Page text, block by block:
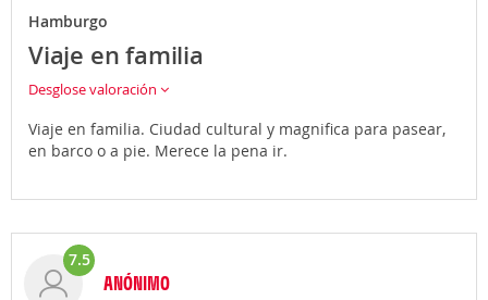
Hamburgo
Viaje en familia
Desglose valoración
Viaje en familia. Ciudad cultural y magnifica para pasear,
en barco o a pie. Merece la pena ir.
7.5
ANÓNIMO